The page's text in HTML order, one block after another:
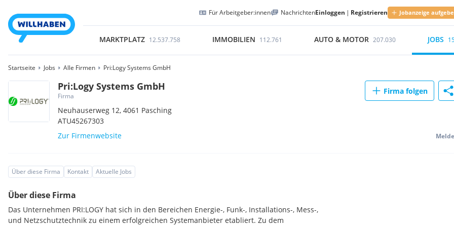
Für Arbeitgeber:innen NachrichtenEinloggen | Registrieren Jobanzeige
MARKTPLATZ 12.537.758 IMMOBILIEN 112.761 AUTO & MOTOR 207.030 JOBS
Startseite Jobs Alle Firmen Pri:Logy Systems GmbH
Pri:Logy Systems GmbH
Firma
Neuhauserweg 12,4061 Pasching
ATU45267303
Zur Firmenwebsite
Firma folgen
Über diese Firma Kontakt Aktuelle Jobs
Über diese Firma
Das Unternehmen PRI:LOGY hat sich in den Bereichen Energie-, Funk-, Installations-, Mess-,
und Netzschutztechnik zu einem erfolgreichen Systemanbieter etabliert. Zu dem